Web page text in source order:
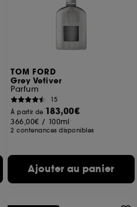
TOM FORD
Grey Vetiver
Parfum
15
À partir de 183,00€
366,00€ / 100ml
2 contenances disponibles
Ajouter au panier